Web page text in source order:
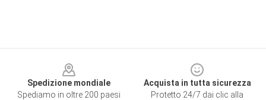
Spedizione mondiale
Spediamo in oltre 200 paesi
Acquista in tutta sicurezza
Protetto 24/7 dai clic alla